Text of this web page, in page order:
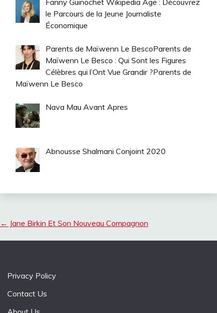
Fanny Guinochet Wikipedia Âge : Découvrez
le Parcours de la Jeune Journaliste
Économique
Parents de Maïwenn Le BescoParents de
Maïwenn Le Besco : Qui Sont les Figures
Célèbres qui l’Ont Vue Grandir ?Parents de
Maïwenn Le Besco
Nava Mau Avant Apres
Abnousse Shalmani Conjoint 2020
← Jane Birkin Et Son Nouveau Compagnon
Privacy Policy
Contact Us